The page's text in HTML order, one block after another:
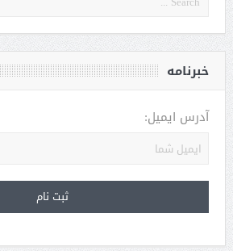
خبرنامه
آدرس ایمیل: